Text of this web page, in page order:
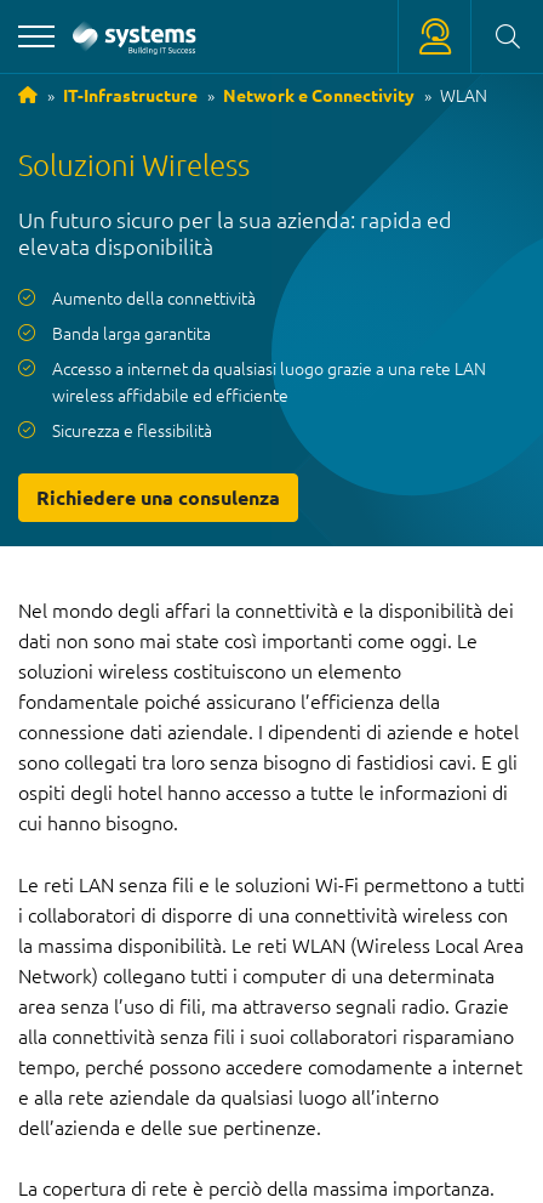
service
systems.bz
+39 0471 63 11 42
systems.bz
IT-Infrastructure Network e Connectivity WLAN
Soluzioni Wireless
Un futuro sicuro per la sua azienda: rapida ed
elevata disponibilità
Aumento della connettività
Banda larga garantita
Accesso a internet da qualsiasi luogo grazie a una rete LAN
wireless affidabile ed efficiente
Sicurezza e flessibilità
Richiedere una consulenza
Nel mondo degli affari la connettività e la disponibilità dei
dati non sono mai state così importanti come oggi. Le
soluzioni wireless costituiscono un elemento
fondamentale poiché assicurano l’efficienza della
connessione dati aziendale. I dipendenti di aziende e hotel
sono collegati tra loro senza bisogno di fastidiosi cavi. E gli
ospiti degli hotel hanno accesso a tutte le informazioni di
cui hanno bisogno.
Le reti LAN senza fili e le soluzioni Wi-Fi permettono a tutti
i collaboratori di disporre di una connettività wireless con
la massima disponibilità. Le reti WLAN (Wireless Local Area
Network) collegano tutti i computer di una determinata
area senza l’uso di fili, ma attraverso segnali radio. Grazie
alla connettività senza fili i suoi collaboratori risparamiano
tempo, perché possono accedere comodamente a internet
e alla rete aziendale da qualsiasi luogo all’interno
dell’azienda e delle sue pertinenze.
La copertura di rete è perciò della massima importanza.